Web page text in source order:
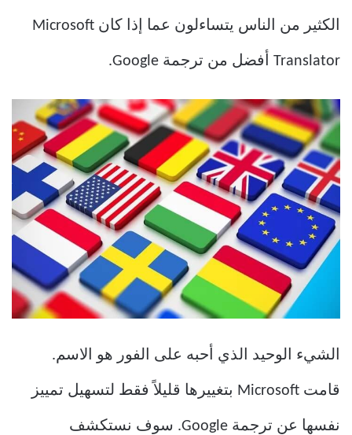
الكثير من الناس يتساءلون عما إذا كان Microsoft
Translator أفضل من ترجمة Google.
الشيء الوحيد الذي أحبه على الفور هو الاسم.
قامت Microsoft بتغييرها قليلاً فقط لتسهيل تمييز
نفسها عن ترجمة Google. سوف نستكشف